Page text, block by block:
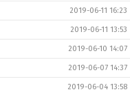
2019-06-11 16:23
2019-06-11 13:53
2019-06-10 14:07
2019-06-07 14:37
2019-06-04 13:58